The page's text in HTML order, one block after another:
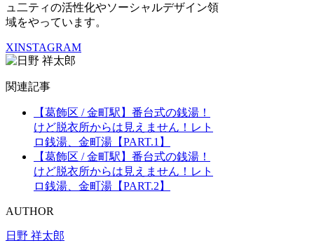
ュ二ティの活性化やソーシャルデザイン領
域をやっています。
XINSTAGRAM
関連記事
【葛飾区 / 金町駅】番台式の銭湯！
けど脱衣所からは見えません！レト
ロ銭湯、金町湯【PART.1】
【葛飾区 / 金町駅】番台式の銭湯！
けど脱衣所からは見えません！レト
ロ銭湯、金町湯【PART.2】
AUTHOR
日野 祥太郎